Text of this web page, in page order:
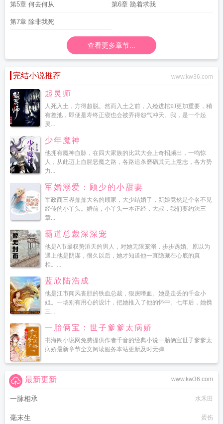
第5章 何去何从 第6章 跪着求我
第7章 除非我死
查看更多章节...
完结小说推荐 www.kw36.com
起灵师
人死入土，方得超脱。然而入土之前，入殓进棺却更加重要，稍
有差池，即便是寿终正寝也会被弄得怨气冲天。我，是一个起
灵...
少年魔神
他拥有魔神血脉，在四大家族的比武大会上奇招频出，一鸣惊
人，从此迈上血腥恶魔之路，各路追杀磨砺其无上意志，各方势
力...
军婚溺爱：顾少的小甜妻
军政商三界鼎鼎大名的顾家，大少结婚了，新娘竟然是个名不见
经传的小丫头。婚前，小丫头一本正经，大叔，我们要约法三
章...
霸道总裁深深宠
他是A市最权势滔天的男人，对她无限宠溺，步步诱婚。原以为
遇上他是阴谋，很久以后，她才知道他一直隐藏在心底的真
相。...
蓝欣陆浩成
他是江市闻风丧胆的铁血总裁，狠戾嗜血。她是走丢的千金小
姐。一场别有用心的设计，把她推入了他的怀中。七年后，她携
三...
一胎俩宝：世子爹爹太病娇
书海阁小说网免费提供作者千音的经典小说一胎俩宝世子爹爹太
病娇最新章节全文阅读服务本站更新及时无弹...
www.kw36.com
最新更新
一脉相承 水禾田
毫末生 蛋伤